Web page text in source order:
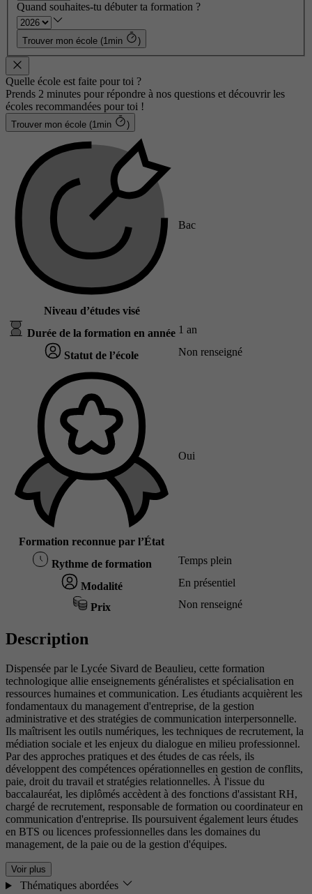
Quand souhaites-tu débuter ta formation ?
Trouver mon école (1min )
Quelle école est faite pour toi ?
Prends 2 minutes pour répondre à nos questions et découvrir les
écoles recommandées pour toi !
Trouver mon école (1min )
Niveau d’études visé
Bac
Durée de la formation en année 1 an
Statut de l’école Non renseigné
Formation reconnue par l’État
Oui
Rythme de formation Temps plein
Modalité En présentiel
Prix Non renseigné
Description
Dispensée par le Lycée Sivard de Beaulieu, cette formation
technologique allie enseignements généralistes et spécialisation en
ressources humaines et communication. Les étudiants acquièrent les
fondamentaux du management d'entreprise, de la gestion
administrative et des stratégies de communication interpersonnelle.
Ils maîtrisent les outils numériques, les techniques de recrutement, la
médiation sociale et les enjeux du dialogue en milieu professionnel.
Par des approches pratiques et des études de cas réels, ils
développent des compétences opérationnelles en gestion de conflits,
paie, droit du travail et stratégies relationnelles. À l'issue du
baccalauréat, les diplômés accèdent à des fonctions d'assistant RH,
chargé de recrutement, responsable de formation ou coordinateur en
communication d'entreprise. Ils poursuivent également leurs études
en BTS ou licences professionnelles dans les domaines du
management, de la paie ou de la gestion d'équipes.
Voir plus
Thématiques abordées